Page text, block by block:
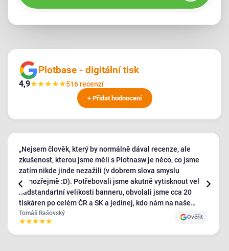
Plotbase - digitální tisk
4,9★★★★★516 recenzí
+ Přidat hodnocení
„Nejsem člověk, který by normálně dával recenze, ale
zkušenost, kterou jsme měli s Plotnasw je něco, co jsme
zatím nikde jinde nezažili (v dobrem slova smyslu
samozřejmě :D). Potřebovali jsme akutně vytisknout velmi
nadstandartní velikosti banneru, obvolali jsme cca 20
tiskáren po celém ČR a SK a jedinej, kdo nám na naše
požadavky kývl byl Plotbase - a ještě s velmi pozitivním
přístupem, ostatní byli relativně nepříjemní a neochotní.
Bannery jsme obdrželi v naprosto TOP kvalitě a jak jsem
Tomáš Rašovský
★★★★★ Ověřit